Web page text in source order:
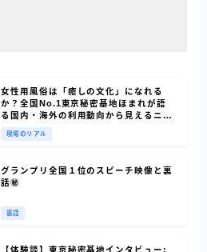
女性用風俗は「癒しの文化」になれる
か？全国No.1東京秘密基地ほまれが語
る国内・海外の利用動向から見えるニー
現場のリアル
グランプリ全国１位のスピーチ映像と裏
話㊙
裏話
【体験談】東京秘密基地インタビュー: